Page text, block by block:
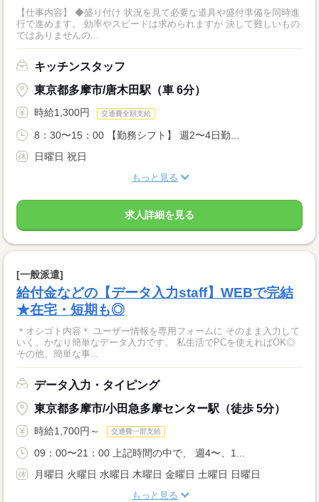
【仕事内容】 ◆盛り付け 状況を見て必要な道具や盛付準備を同時進
行で進めます。 効率やスピードは求められますが 決して難しいもの
ではありませんの...
キッチンスタッフ
東京都多摩市/唐木田駅（車 6分）
時給1,300円 交通費全額支給
8：30〜15：00 【勤務シフト】 週2〜4日勤...
日曜日 祝日
もっと見る
求人詳細を見る
[一般派遣]
給付金などの【データ入力staff】WEBで完結
★在宅・短期も◎
＊オシゴト内容＊ ユーザー情報を専用フォームに そのまま入力して
いく、かなり簡単なデータ入力です。 私生活でPCを使えればOK◎
その他、簡単な事...
データ入力・タイピング
東京都多摩市/小田急多摩センター駅（徒歩 5分）
時給1,700円～ 交通費一部支給
09：00〜21：00 上記時間の中で、 週4〜、1...
月曜日 火曜日 水曜日 木曜日 金曜日 土曜日 日曜日
もっと見る